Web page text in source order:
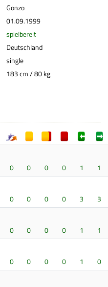
Gonzo
01.09.1999
spielbereit
Deutschland
single
183 cm / 80 kg
0 0 0 0 1
1
0 0 0 0 3
3
0 0 0 0 1
1
0 0 0 0 1
0